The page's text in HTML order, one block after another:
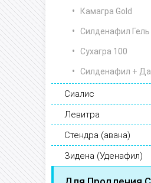
Камагра Gold
Силденафил Гель
Сухагра 100
Силденафил +
Сиалис
Левитра
Стендра (авана)
Зидена (Уденафил)